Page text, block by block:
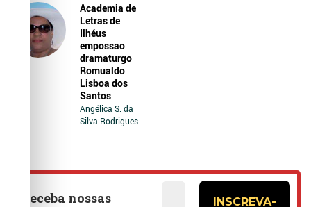
Academia de
Letras de
Ilhéus
empossao
dramaturgo
Romualdo
Lisboa dos
Santos
Angélica S. da
Silva Rodrigues